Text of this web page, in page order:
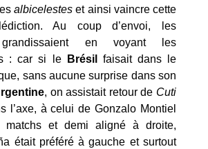
albicelestes et ainsi vaincre cette
Au coup d’envoi, les
grandissaient en voyant les
: car si le
Brésil
faisait dans le
sans aucune surprise dans son
, on assistait retour de Cuti
l’axe, à celui de Gonzalo Montiel
et demi aligné à droite,
était préféré à gauche et surtout